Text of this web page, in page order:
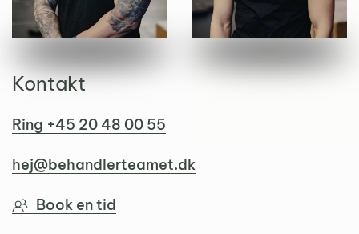
Kontakt
Ring +45 20 48 00 55
hej@behandlerteamet.dk
Book en tid